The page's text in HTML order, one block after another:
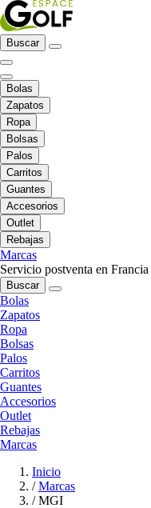
Buscar
Bolas
Zapatos
Ropa
Bolsas
Palos
Carritos
Guantes
Accesorios
Outlet
Rebajas
Marcas
Servicio postventa en Francia
Buscar
Bolas
Zapatos
Ropa
Bolsas
Palos
Carritos
Guantes
Accesorios
Outlet
Rebajas
Marcas
Inicio
/ Marcas
/ MGI